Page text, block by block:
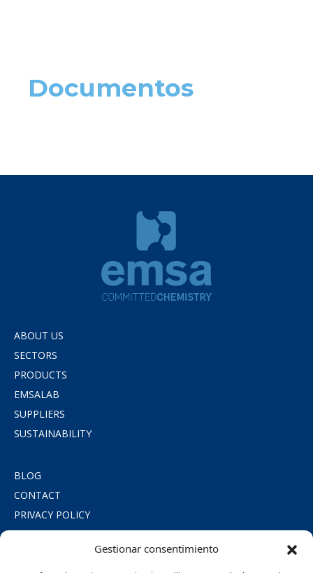
Gestionar consentimiento
Documentos
ABOUT US
SECTORS
PRODUCTS
EMSALAB
SUPPLIERS
SUSTAINABILITY
BLOG
CONTACT
PRIVACY POLICY
COOKIE POLICY